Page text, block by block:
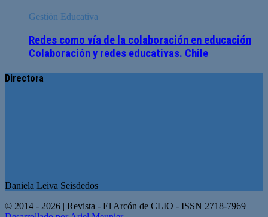
Gestión Educativa
Redes como vía de la colaboración en educación
Colaboración y redes educativas. Chile
Directora
Daniela Leiva Seisdedos
© 2014 - 2026 | Revista - El Arcón de CLIO - ISSN 2718-7969 |